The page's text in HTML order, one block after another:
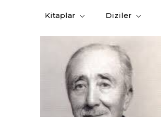
Kitaplar Diziler